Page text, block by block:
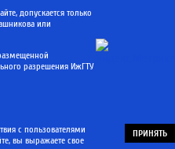
допускается только
или
разрешения ИжГТУ
с пользователями
вы выражаете свое
ПРИНЯТЬ